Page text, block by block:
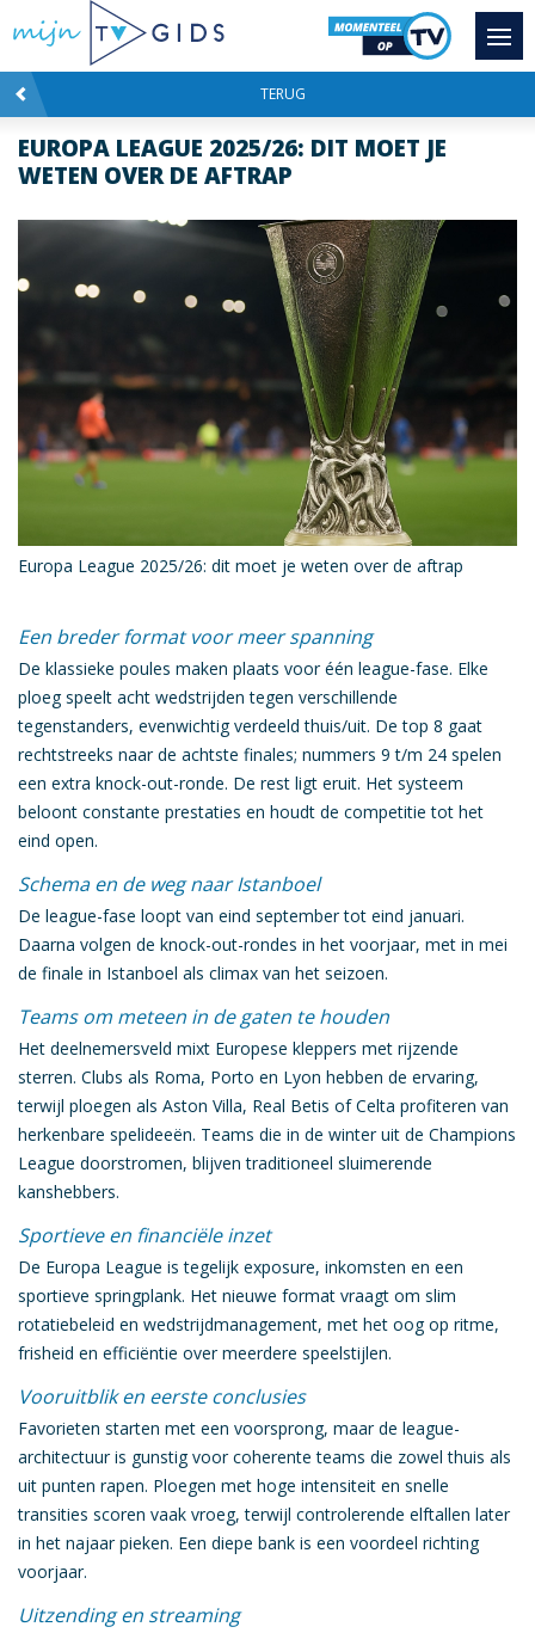
TERUG
EUROPA LEAGUE 2025/26: DIT MOET JE
WETEN OVER DE AFTRAP
Europa League 2025/26: dit moet je weten over de aftrap
Een breder format voor meer spanning
De klassieke poules maken plaats voor één league-fase. Elke
ploeg speelt acht wedstrijden tegen verschillende
tegenstanders, evenwichtig verdeeld thuis/uit. Detop 8 gaat
rechtstreeks naar de achtste finales; nummers 9 t/m 24 spelen
een extra knock-out-ronde. De rest ligt eruit. Het systeem
beloont constante prestaties en houdt de competitie tot het
eind open.
Schema en de weg naar Istanboel
De league-fase loopt van eind september tot eind januari.
Daarna volgen de knock-out-rondes in het voorjaar, met in mei
de finale in Istanboel als climax van het seizoen.
Teams om meteen in de gaten te houden
Het deelnemersveld mixt Europese kleppers met rijzende
sterren. Clubs als Roma, Porto en Lyon hebben de ervaring,
terwijl ploegen als Aston Villa, Real Betis ofCelta profiteren van
herkenbare spelideeën. Teams die in de winter uit de Champions
League doorstromen, blijven traditioneel sluimerende
kanshebbers.
Sportieve en financiële inzet
De Europa League is tegelijk exposure, inkomsten en een
sportieve springplank. Het nieuwe format vraagt om slim
rotatiebeleid en wedstrijdmanagement, met het oog op ritme,
frisheid en efficiëntie over meerdere speelstijlen.
Vooruitblik en eerste conclusies
Favorieten starten met een voorsprong, maar de league-
architectuur is gunstig voor coherente teams die zowel thuis als
uit punten rapen. Ploegen met hoge intensiteit en snelle
transities scoren vaak vroeg, terwijl controlerende elftallen later
in het najaar pieken. Een diepe bank is een voordeel richting
voorjaar.
Uitzending en streaming